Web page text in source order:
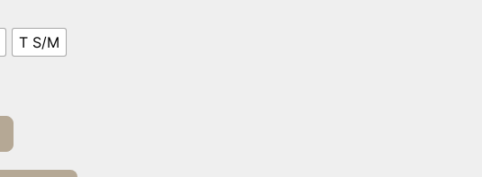
T S/M